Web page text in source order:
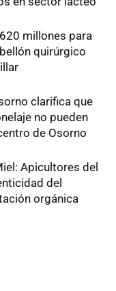
millones para
quirúrgico
clarifica que
no pueden
de Osorno
Apicultores del
del
orgánica